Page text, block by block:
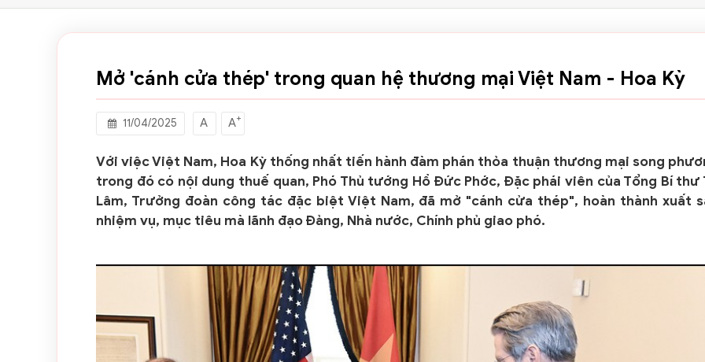
Mở 'cánh cửa thép' trong quan hệ thương mại Việt Nam - Hoa Kỳ
11/04/2025 A A+
Với việc Việt Nam, Hoa Kỳ thống nhất tiến hành đàm phán thỏa thuận thương mại song
trong đó có nội dung thuế quan, Phó Thủ tướng Hồ Đức Phớc, Đặc phái viên của Tổng Bí thư
Lâm, Trưởng đoàn công tác đặc biệt Việt Nam, đã mở "cánh cửa thép", hoàn thành xuất
nhiệm vụ, mục tiêu mà lãnh đạo Đảng, Nhà nước, Chính phủ giao phó.